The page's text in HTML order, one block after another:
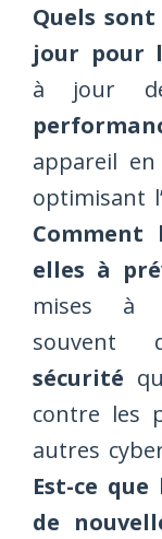
Quels
jour pour
à jour
appareil
optimisant
elles à
mises à
souvent
sécurité
contre les
autres
Est-ce
de